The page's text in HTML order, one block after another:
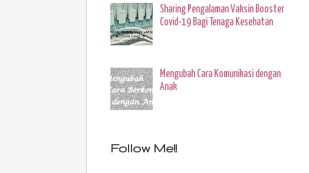
Sharing Pengalaman Vaksin Booster
Covid-19 Bagi Tenaga Kesehatan
Mengubah Cara Komunikasi dengan
Anak
Follow Me!!